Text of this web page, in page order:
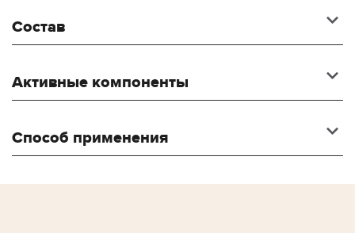
Состав
Активные компоненты
Способ применения